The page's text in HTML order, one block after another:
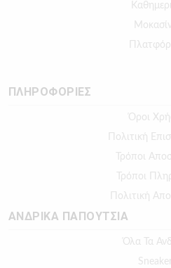
ΠΛΗΡΟΦΟΡΙΕΣ
Όροι
Πολιτική
Τρόποι
Τρόποι
Πολιτική
ΑΝΔΡΙΚΑ ΠΑΠΟΥΤΣΙΑ
Όλα Τα